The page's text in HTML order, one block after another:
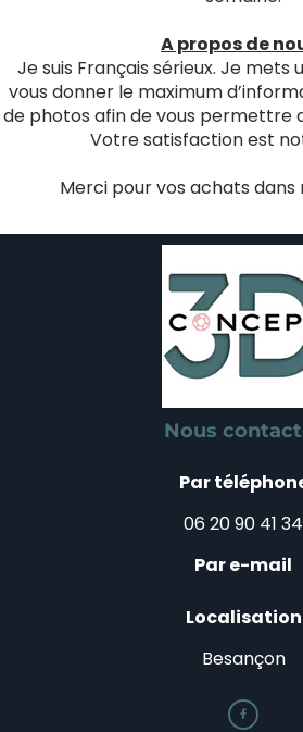
A propos de
Je suis Français sérieux. Je mets
vous donner le maximum
de photos afin de vous permettre
Votre satisfaction est
Merci pour vos achats
Nous
Par
06 20 90 41 34
Par e-mail
Localisation
Besançon
